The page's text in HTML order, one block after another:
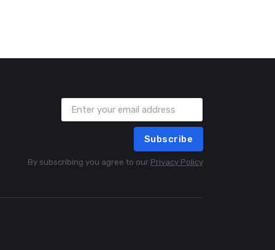
Subscribe
By subscribing you agree to our Privacy Policy